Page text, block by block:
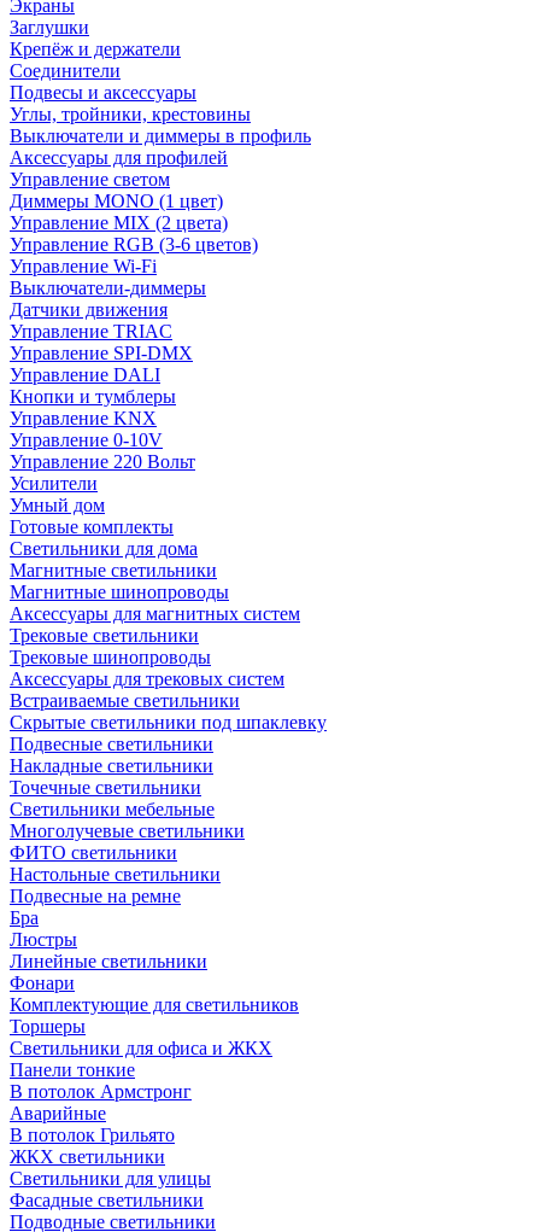
Экраны
Заглушки
Крепёж и держатели
Соединители
Подвесы и аксессуары
Углы, тройники, крестовины
Выключатели и диммеры в профиль
Аксессуары для профилей
Управление светом
Диммеры MONO (1 цвет)
Управление MIX (2 цвета)
Управление RGB (3-6 цветов)
Управление Wi-Fi
Выключатели-диммеры
Датчики движения
Управление TRIAC
Управление SPI-DMX
Управление DALI
Кнопки и тумблеры
Управление KNX
Управление 0-10V
Управление 220 Вольт
Усилители
Умный дом
Готовые комплекты
Светильники для дома
Магнитные светильники
Магнитные шинопроводы
Аксессуары для магнитных систем
Трековые светильники
Трековые шинопроводы
Аксессуары для трековых систем
Встраиваемые светильники
Скрытые светильники под шпаклевку
Подвесные светильники
Накладные светильники
Точечные светильники
Светильники мебельные
Многолучевые светильники
ФИТО светильники
Настольные светильники
Подвесные на ремне
Бра
Люстры
Линейные светильники
Фонари
Комплектующие для светильников
Торшеры
Светильники для офиса и ЖКХ
Панели тонкие
В потолок Армстронг
Аварийные
В потолок Грильято
ЖКХ светильники
Светильники для улицы
Фасадные светильники
Подводные светильники